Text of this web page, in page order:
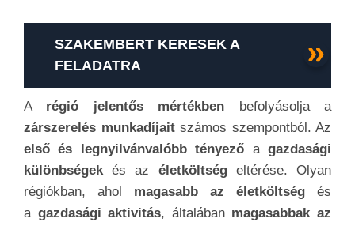
SZAKEMBERT KERESEK A
FELADATRA
A régió jelentős mértékben befolyásolja a
zárszerelés munkadíjait számos szempontból. Az
első és legnyilvánvalóbb tényező agazdasági
különbségekés az életköltség eltérése. Olyan
régiókban, ahol magasabb az életköltség és
agazdasági aktivitás, általában magasabbak az